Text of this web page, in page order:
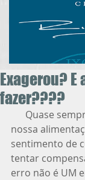
Exagerou? E
fazer????
nossa
sentimento de
tentar
erro não é UM